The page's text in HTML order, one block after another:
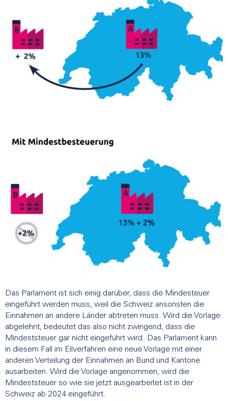
Das Parlament ist sich einig darüber, dass die Mindesteuer
eingeführt werden muss, weil die Schweiz ansonsten die
Einnahmen an andere Länder abtreten muss. Wird die Vorlage
abgelehnt, bedeutet das also nicht zwingend, dass die
Mindeststeuer gar nicht eingeführt wird. Das Parlament kann
in diesem Fall im Eilverfahren eine neue Vorlage mit einer
anderen Verteilung der Einnahmen an Bund und Kantone
ausarbeiten. Wird die Vorlage angenommen, wird die
Mindeststeuer so wie sie jetzt ausgearbeitet ist in der
Schweiz ab 2024 eingeführt.